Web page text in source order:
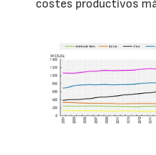
costes productivos